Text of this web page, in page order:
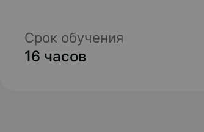
Срок обучения
16 часов